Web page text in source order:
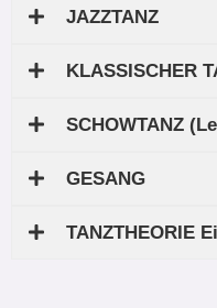
JAZZTANZ
KLASSISCHER
SCHOWTANZ
GESANG
TANZTHEORIE